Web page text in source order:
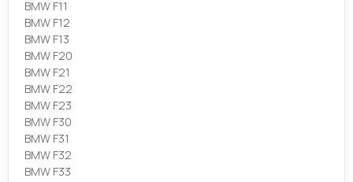
BMW F11
BMW F12
BMW F13
BMW F20
BMW F21
BMW F22
BMW F23
BMW F30
BMW F31
BMW F32
BMW F33